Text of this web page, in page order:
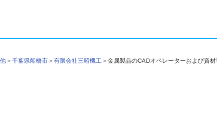
他＞千葉県船橋市＞有限会社三昭機工＞金属製品のCADオペレーターおよび